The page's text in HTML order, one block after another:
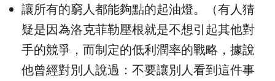
讓所有的窮人都能夠點的起油燈。（有人猜
疑是因為洛克菲勒壓根就是不想引起其他對
手的競爭，而制定的低利潤率的戰略，據說
他曾經對別人說過：不要讓別人看到這件事